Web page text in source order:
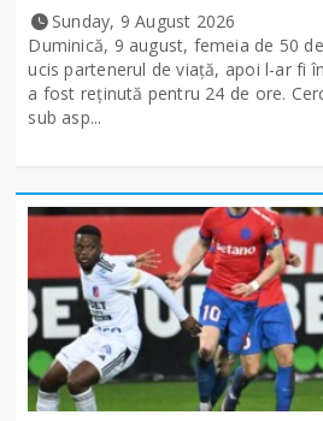
Sunday, 9 August 2026
Duminică, 9 august, femeia de 50
ucis partenerul de viață, apoi l-ar fi
a fost reținută pentru 24 de ore.
sub asp...